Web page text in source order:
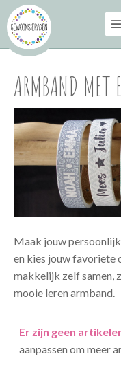
ARMBAND MET
Maak jouw
en kies jouw favoriete
makkelijk zelf samen,
mooie leren armband.
Er zijn geen
aanpassen om meer